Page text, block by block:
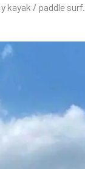
kayak / paddle surf.